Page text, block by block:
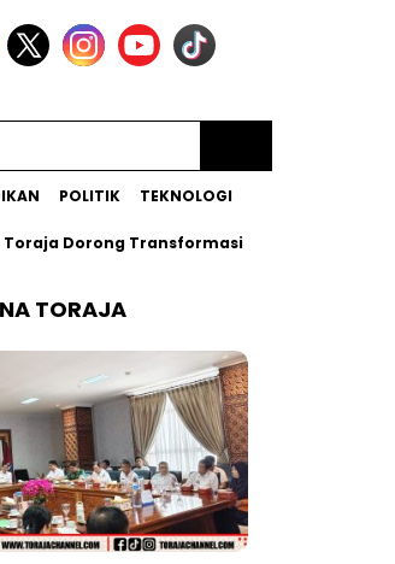
POLITIK TEKNOLOGI
Dorong Transformasi Posyandu Era Baru
TORAJA